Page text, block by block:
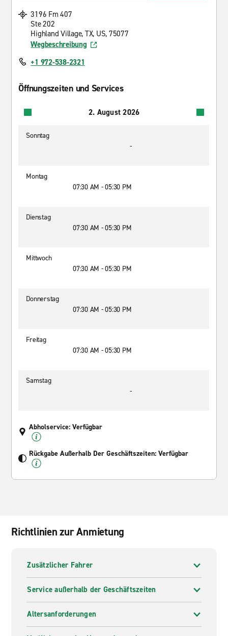
3196 Fm 407
Ste 202
Highland Village, TX, US, 75077
Wegbeschreibung
+1 972-538-2321
Öffnungszeiten und Services
2. August 2026
Sonntag
-
Montag
07:30 AM - 05:30 PM
Dienstag
07:30 AM - 05:30 PM
Mittwoch
07:30 AM - 05:30 PM
Donnerstag
07:30 AM - 05:30 PM
Freitag
07:30 AM - 05:30 PM
Samstag
-
Abholservice: Verfügbar
Rückgabe Außerhalb Der Geschäftszeiten: Verfügbar
Richtlinien zur Anmietung
Zusätzlicher Fahrer
Service außerhalb der Geschäftszeiten
Altersanforderungen